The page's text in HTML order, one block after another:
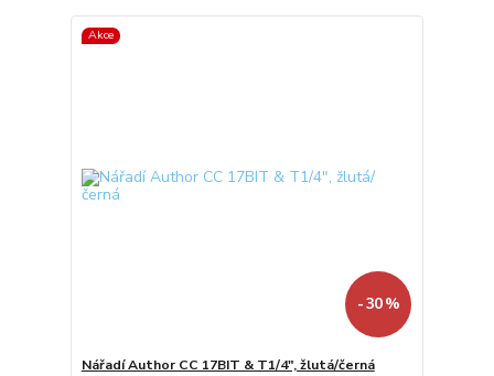
Akce
- 30 %
Nářadí Author CC 17BIT & T1/4", žlutá/černá